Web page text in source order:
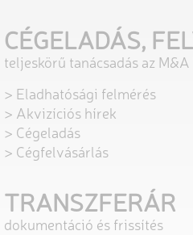
CÉGELADÁS,
teljeskörű tanácsadás az
> Eladhatósági felmérés
> Akvizíciós hírek
> Cégeladás
> Cégfelvásárlás
TRANSZFERÁR
dokumentáció és frissítés